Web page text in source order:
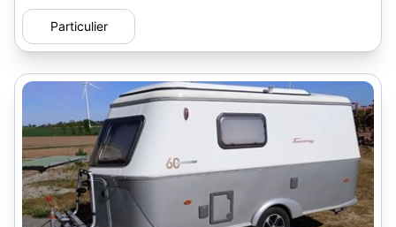
Particulier